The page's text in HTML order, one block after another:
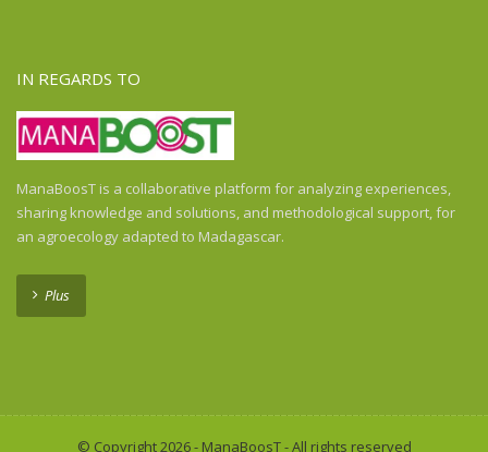
IN REGARDS TO
ManaBoosT is a collaborative platform for analyzing experiences,
sharing knowledge and solutions, and methodological support, for
an agroecology adapted to Madagascar.
Plus
© Copyright 2026 - ManaBoosT - All rights reserved